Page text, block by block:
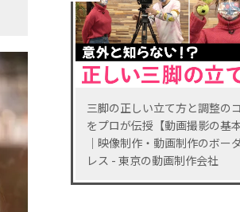
三脚の正しい立て方と調整の
をプロが伝授【動画撮影の基本
｜映像制作・動画制作のボー
レス - 東京の動画制作会社